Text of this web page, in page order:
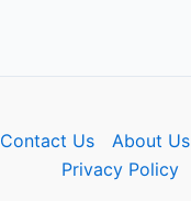
Contact Us About Us
Privacy Policy